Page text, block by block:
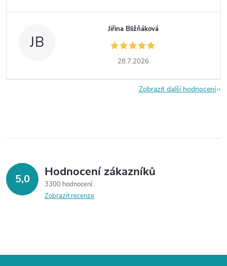
JB
Jiřina Bližňáková
28.7.2026
Zobrazit další hodnocení
5,0 Hodnocení zákazníků
3300 hodnocení
Zobrazit recenze